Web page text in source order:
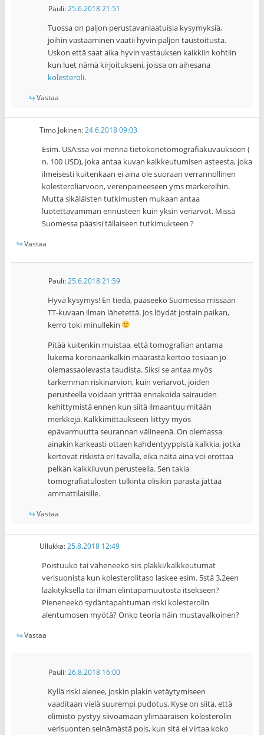
Pauli:25.6.2018 21:51
Tuossa on paljon perustavanlaatuisia kysymyksiä,
joihin vastaaminen vaatii hyvin paljon taustoitusta.
Uskon että saat aika hyvin vastauksen kaikkiin kohtiin
kun luet nämä kirjoitukseni, joissa on aihesana
kolesteroli.
Vastaa
Timo Jokinen:24.6.2018 09:03
Esim. USA:ssa voi mennä tietokonetomografiakuvaukseen (
n. 100 USD), joka antaa kuvan kalkkeutumisen asteesta, joka
ilmeisesti kuitenkaan ei aina ole suoraan verrannollinen
kolesteroliarvoon, verenpaineeseen yms markereihin.
Mutta sikäläisten tutkimusten mukaan antaa
luotettavamman ennusteen kuin yksin veriarvot. Missä
Suomessa pääsisi tällaiseen tutkimukseen ?
Vastaa
Pauli:25.6.2018 21:59
Hyvä kysymys! En tiedä, pääseekö Suomessa missään
TT-kuvaan ilman lähetettä. Jos löydät jostain paikan,
kerro toki minullekin
Pitää kuitenkin muistaa, että tomografian antama
lukema koronaarikalkin määrästä kertoo tosiaan jo
olemassaolevasta taudista. Siksi se antaa myös
tarkemman riskinarvion, kuin veriarvot, joiden
perusteella voidaan yrittää ennakoida sairauden
kehittymistä ennen kun siitä ilmaantuu mitään
merkkejä. Kalkkimittaukseen liittyy myös
epävarmuutta seurannan välineenä. On olemassa
ainakin karkeasti ottaen kahdentyyppistä kalkkia, jotka
kertovat riskistä eri tavalla, eikä näitä aina voi erottaa
pelkän kalkkiluvun perusteella. Sen takia
tomografiatulosten tulkinta olisikin parasta jättää
ammattilaisille.
Vastaa
Ullukka:25.8.2018 12:49
Poistuuko tai väheneekö siis plakki/kalkkeutumat
verisuonista kun kolesterolitaso laskee esim. 5stä 3,2een
lääkityksella tai ilman elintapamuutosta itsekseen?
Pieneneekö sydäntapahtuman riski kolesterolin
alentumosen myötä? Onko teoria näin mustavalkoinen?
Vastaa
Pauli:26.8.2018 16:00
Kyllä riski alenee, joskin plakin vetäytymiseen
vaaditaan vielä suurempi pudotus. Kyse on siitä, että
elimistö pystyy siivoamaan ylimääräisen kolesterolin
verisuonten seinämästä pois, kun sitä ei virtaa koko